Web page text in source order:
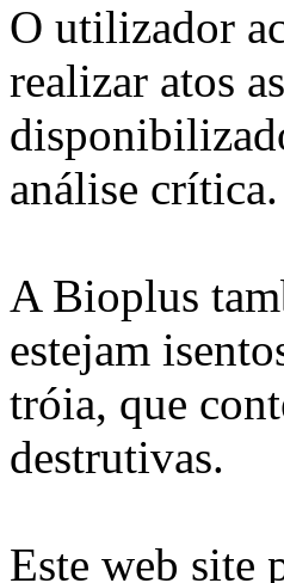
O utilizador
realizar atos
análise crítica.
A Bioplus
estejam
tróia, que
destrutivas.
Este web site